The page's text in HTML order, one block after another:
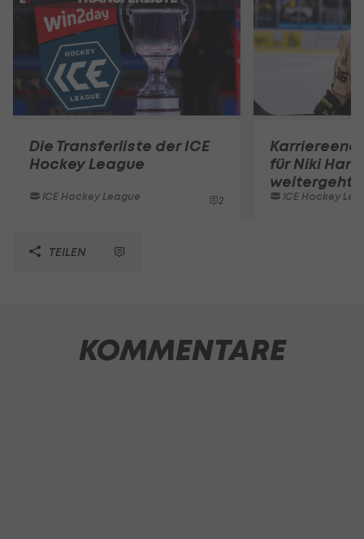
Die Transferliste der ICE
Hockey League
ICE Hockey League 2
für Niki Hartl
weitergeht
ICE Hockey
TEILEN
KOMMENTARE